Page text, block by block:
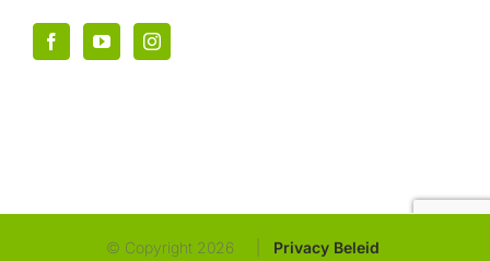
© Copyright 2026 | Privacy Beleid